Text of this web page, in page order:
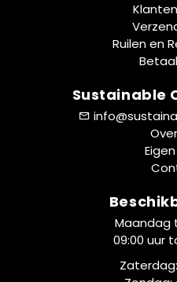
Ruilen en
Sustainable
Maandag
09:00 uur